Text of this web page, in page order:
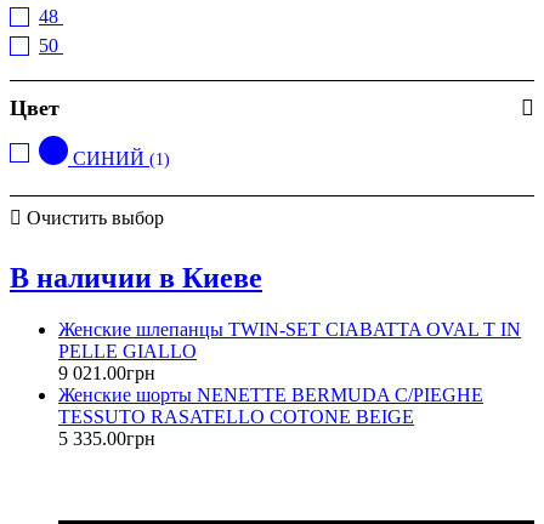
48
50
Цвет
СИНИЙ (1)
Очистить выбор
В наличии в Киеве
Женские шлепанцы TWIN-SET CIABATTA OVAL T IN
PELLE GIALLO
9 021 .00грн
Женские шорты NENETTE BERMUDA C/PIEGHE
TESSUTO RASATELLO COTONE BEIGE
5 335.00грн